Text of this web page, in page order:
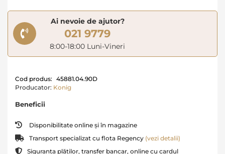
Ai nevoie de ajutor?
021 9779
8:00-18:00 Luni-Vineri
Cod produs: 45881.04.90D
Producator: Konig
Beneficii
Disponibilitate online și în magazine
Transport specializat cu flota Regency (vezi detalii)
Siguranța plăților, transfer bancar, online cu cardul